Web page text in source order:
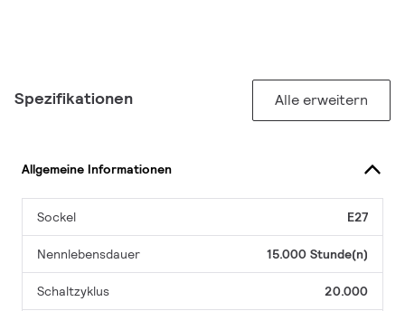
Spezifikationen Alle erweitern
Allgemeine Informationen
Sockel E27
Nennlebensdauer 15.000 Stunde(n)
Schaltzyklus 20.000